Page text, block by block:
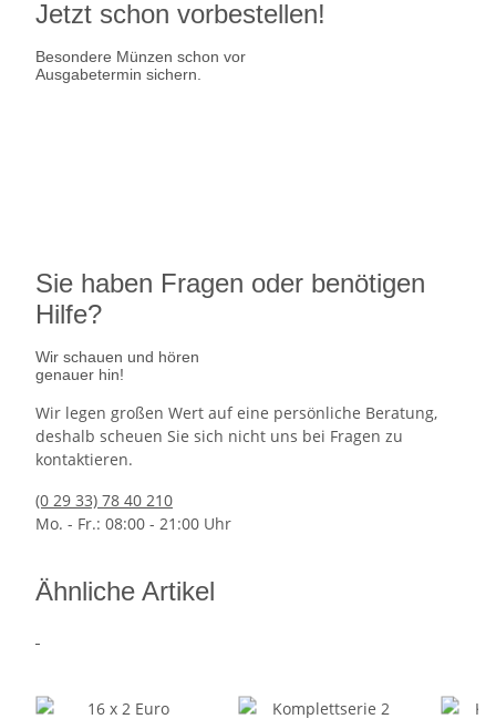
Jetzt schon vorbestellen!
Besondere Münzen schon vor
Ausgabetermin sichern.
Sie haben Fragen oder benötigen
Hilfe?
Wir schauen und hören
genauer hin!
Wir legen großen Wert auf eine persönliche Beratung,
deshalb scheuen Sie sich nicht uns bei Fragen zu
kontaktieren.
(0 29 33) 78 40 210
Mo. - Fr.: 08:00 - 21:00 Uhr
Ähnliche Artikel